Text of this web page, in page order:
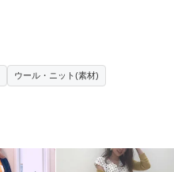
ウール・ニット(素材)